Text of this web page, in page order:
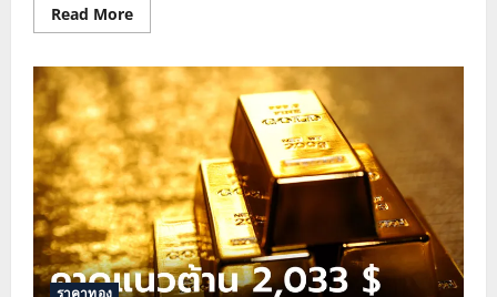
Read MoreRead
more
โน้ม
ราคา
ทองคำ
วิเคราะห์
ราคา
ทอง
23
ก.พ.
67
ราคาทอง